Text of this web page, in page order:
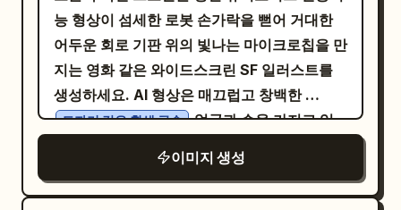
정보를 보여주며 누락된 부속품은 "확인 예정
정보"로 표기함. 마지막으로 확인된 구조 요약
과 "치수 및 설치 지침 보기" 메모로 마무리함.
모든 파라미터 단위, 치수선, 정보 카드는 완전
히 채워져야 함. 허구의 인체공학 인증, 하중 지
스트 결과는 포함할 수 없음.
COLLOCATIONS Go to the library (go to
the library) Borrow from the library
(borrow from the library) Public library
(public library) Library card (library card)
GRAMMAR Countable noun (a countable
noun) Plural form: libraries (plural:
(librarian) · Shelf (shelf) · Catalogue
능 형상이 섬세한 로봇 손가락을 뻗어 거대한
어두운 회로 기판 위의 빛나는 마이크로칩을 만
지는 영화 같은 와이드스크린 SF 일러스트를
생성하세요. AI 형상은 매끄럽고 창백한
도자기 같은 흰색 금속 얼굴과 손을 가지고 있
새겨진 홈, 머리, 뺨, 목, 귀, 손가락 주변의 노
출된 레이어 윤곽, 그리고 차분하고 집중된 표
이미지 생성